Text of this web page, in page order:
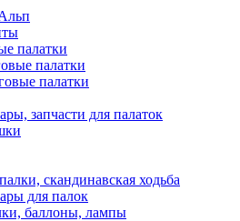
палатки
палатки
палатки
запчасти для палаток
скандинавская ходьба
для палок
баллоны, лампы